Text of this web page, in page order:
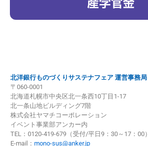
産学官金
北洋銀行ものづくりサステナフェア 運営事務局
〒060-0001
北海道札幌市中央区北一条西10丁目1-17
北一条山地ビルディング7階
株式会社ヤマチコーポレーション
イベント事業部アンカー内
TEL：0120-419-679（受付/平日9：30～17：00）
E-mail： mono-sus@anker.jp